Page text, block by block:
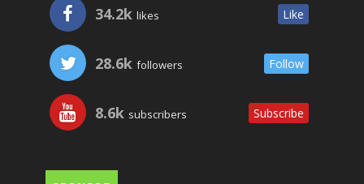
34.2k likes Like
28.6k followers Follow
8.6k subscribers Subscribe